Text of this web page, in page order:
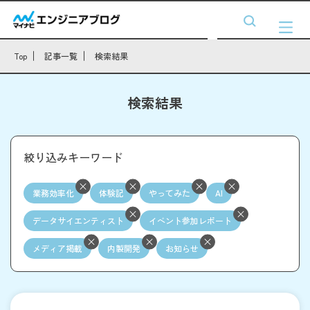
Top 記事一覧 検索結果
検索結果
絞り込みキーワード
業務効率化 体験記 やってみた AI
データサイエンティスト イベント参加レポート
メディア掲載 内製開発 お知らせ